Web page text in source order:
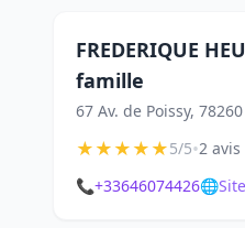
FREDERIQUE
famille
67 Av. de Poissy,
★★★★★5/5•2 avis
📞+33646074426🌐